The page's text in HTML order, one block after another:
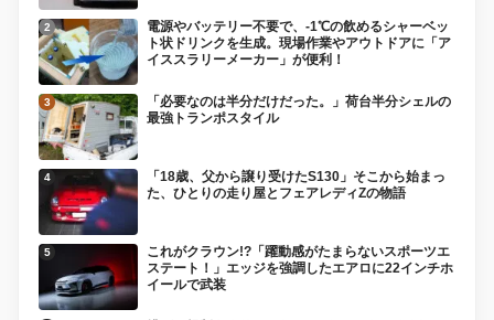
電源やバッテリー不要で、-1℃の飲めるシャーベッ
ト状ドリンクを生成。現場作業やアウトドアに「ア
イススラリーメーカー」が便利！
「必要なのは半分だけだった。」荷台半分シェルの
最強トランポスタイル
「18歳、父から譲り受けたS130」そこから始まっ
た、ひとりの走り屋とフェアレディZの物語
これがクラウン!?「躍動感がたまらないスポーツエ
ステート！」エッジを強調したエアロに22インチホ
イールで武装